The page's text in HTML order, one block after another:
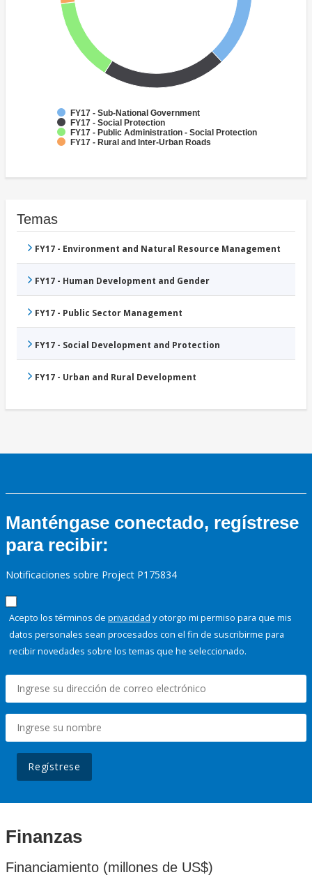
FY17 - Sub-National Government
FY17 - Social Protection
FY17 - Public Administration - Social Protection
FY17 - Rural and Inter-Urban Roads
Temas
FY17 - Environment and Natural Resource Management
FY17 - Human Development and Gender
FY17 - Public Sector Management
FY17 - Social Development and Protection
FY17 - Urban and Rural Development
Manténgase conectado, regístrese
para recibir:
Notificaciones sobre Project P175834
Acepto los términos de privacidad y otorgo mi permiso para que mis
datos personales sean procesados con el fin de suscribirme para
recibir novedades sobre los temas que he seleccionado.
Regístrese
Finanzas
Financiamiento (millones de US$)